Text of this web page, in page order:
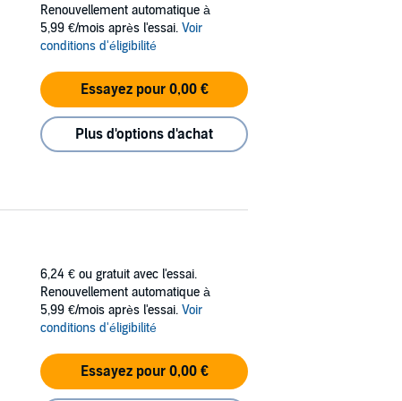
of the popular series!
Renouvellement automatique à
5,99 €/mois après l'essai. Voir
conditions d'éligibilité
Essayez pour 0,00 €
Plus d'options d'achat
6,24 € ou gratuit avec l'essai.
Renouvellement automatique à
5,99 €/mois après l'essai. Voir
conditions d'éligibilité
Essayez pour 0,00 €